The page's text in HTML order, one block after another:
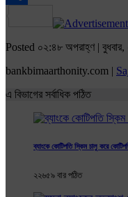
Share
Posted ০২:৪৮ অপরাহ্ণ | বুধবার,
bankbimaarthonity.com |
এ বিভাগের সর্বাধিক পঠিত
ব্যাংকে কোটিপতি স্কিম চালু করে
২২৬৫৯ বার পঠিত